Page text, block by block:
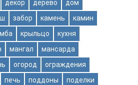
декор дерево
дом
забор камень
камин
крыльцо
кухня
мангал
мансарда
огород
ограждения
печь поддоны
поделки